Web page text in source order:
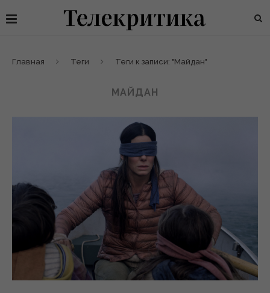
Главная Теги Теги к записи: "Майдан"
МАЙДАН